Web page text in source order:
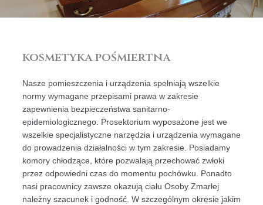
kosmetyka pośmiertna
Nasze pomieszczenia i urządzenia spełniają wszelkie
normy wymagane przepisami prawa w zakresie
zapewnienia bezpieczeństwa sanitarno-
epidemiologicznego. Prosektorium wyposażone jest we
wszelkie specjalistyczne narzędzia i urządzenia wymagane
do prowadzenia działalności w tym zakresie. Posiadamy
komory chłodzące, które pozwalają przechować zwłoki
przez odpowiedni czas do momentu pochówku. Ponadto
nasi pracownicy zawsze okazują ciału Osoby Zmarłej
należny szacunek i godność. W szczególnym okresie jakim